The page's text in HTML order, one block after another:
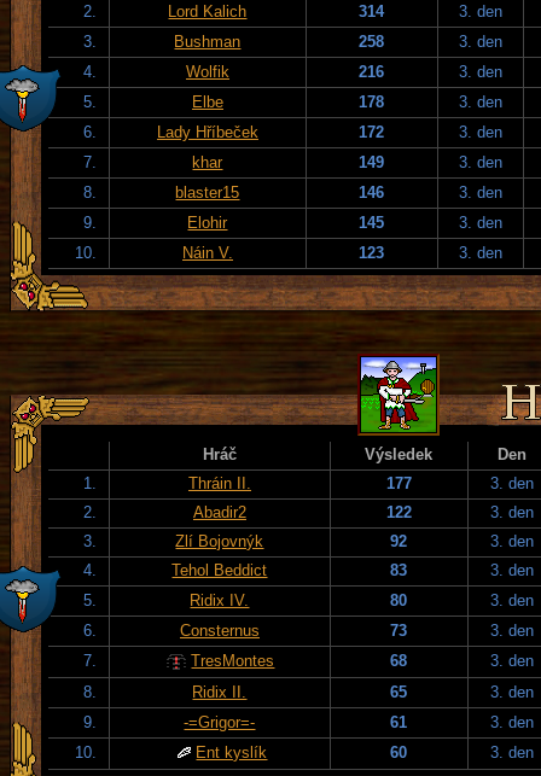
2.
Lord Kalich 314
3. den
3.
Bushman 258
3. den
4.
Wolfik 216
3. den
5.
Elbe 178
3. den
6.
Lady Hříbeček 172
3. den
7.
khar 149
3. den
8.
blaster15 146
3. den
9.
Elohir 145
3. den
10.
Náin V. 123 3. den
Hráč Výsledek
Den
1.
Thráin II. 177
3. den
2.
Abadir2 122
3. den
3.
Zlí Bojovnýk 92
3. den
4.
Tehol Beddict 83
3. den
5.
Ridix IV. 80
3. den
6.
Consternus 73
3. den
7.
TresMontes 68
3. den
8.
Ridix II. 65
3. den
9.
-=Grigor=- 61
3. den
10.
Ent kyslík 60 3. den